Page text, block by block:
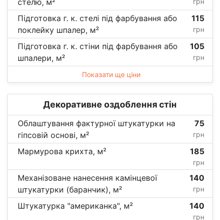
стелю, м²
Підготовка г. к. стелі під фарбування або
поклейку шпалер, м²
115
грн
Підготовка г. к. стіни під фарбування або
шпалери, м²
105
грн
Показати ще ціни
Декоративне оздоблення стін
Облаштування фактурної штукатурки на
гіпсовій основі, м²
75
грн
Мармурова крихта, м² 185
грн
Механізоване нанесення камінцевої
штукатурки (баранчик), м²
140
грн
Штукатурка "американка", м² 140
грн